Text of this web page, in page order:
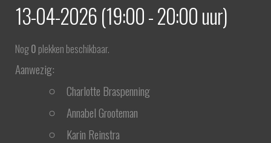
13-04-2026 (19:00 - 20:00 uur)
Nog0 plekken beschikbaar.
Aanwezig:
Charlotte Braspenning
Annabel Grooteman
Karin Reinstra